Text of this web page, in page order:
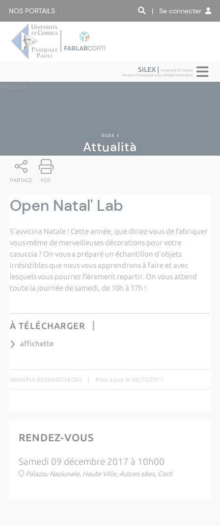
NOS PORTAILS : | Se connecter
SILEX |Università di Corsica
Service d'Innovation Lieu d'EXpérimentation
Attualità
SILEX |
Attualità
PARTAGE PDF
Open Natal' Lab
S'avvicina Natale ! Cette année, que diriez-vous de fabriquer
vous-même de merveilleuses décorations pour votre
casuccia ? On vous a préparé un échantillon d'objets
irrésistibles que nous vous apprendrons à faire et avec
lesquels vous pourrez fièrement repartir. On vous attend
toute la journée de samedi, de 10h à 17h !
À TÉLÉCHARGER
affichette
VANNINA BERNARD-LEONI | Mise à jour le 08/12/2017
RENDEZ-VOUS
Samedi 09 décembre 2017 à 10h00
Palazzu Naziunale, Haute Ville, Autres sites, Corti